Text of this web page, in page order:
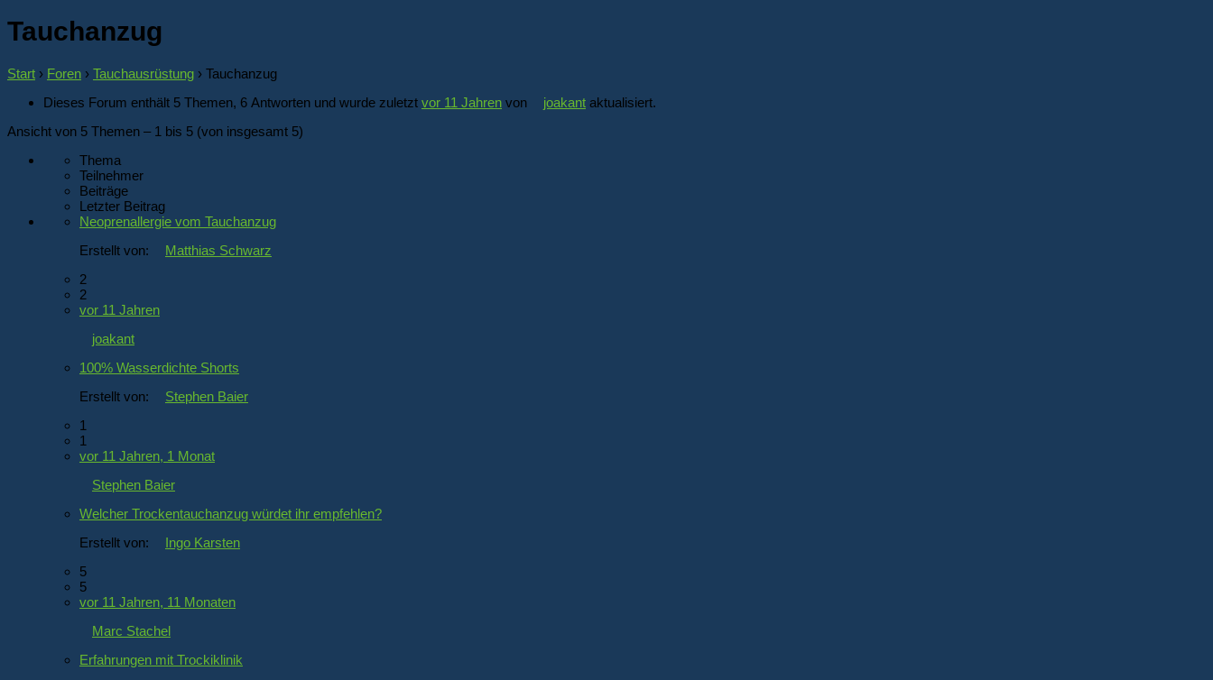
Tauchanzug
Start › Foren › Tauchausrüstung › Tauchanzug
Dieses Forum enthält 5 Themen, 6 Antworten und wurde zuletzt vor 11 Jahren von joakant aktualisiert.
Ansicht von 5 Themen – 1 bis 5 (von insgesamt 5)
Thema
Teilnehmer
Beiträge
Letzter Beitrag
Neoprenallergie vom Tauchanzug
Erstellt von:
Matthias Schwarz
2
2
vor 11 Jahren
joakant
100% Wasserdichte Shorts
Erstellt von:
Stephen Baier
1
1
vor 11 Jahren, 1 Monat
Stephen Baier
Welcher Trockentauchanzug würdet ihr empfehlen?
Erstellt von:
Ingo Karsten
5
5
vor 11 Jahren, 11 Monaten
Marc Stachel
Erfahrungen mit Trockiklinik